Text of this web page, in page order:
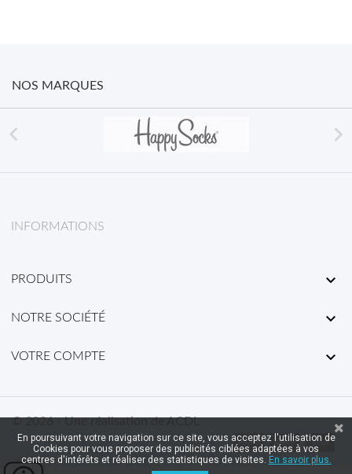
NOS MARQUES
 
INFORMATIONS
PRODUITS 
NOTRE SOCIÉTÉ 
VOTRE COMPTE 
© 2026 - Une réalisation de ACDL
En poursuivant votre navigation sur ce site, vous acceptez l'utilisation de
Cookies pour vous proposer des publicités ciblées adaptées à vos
centres d'intérêts et réaliser des statistiques de visites. En savoir plus.